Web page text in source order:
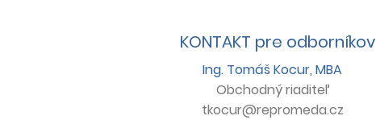
KONTAKT pre odborníkov
Ing. Tomáš Kocur, MBA
Obchodnýriaditeľ
tkocur@repromeda.cz